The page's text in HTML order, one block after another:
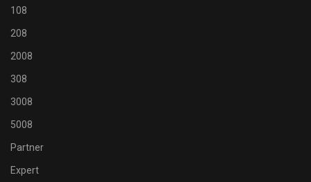
108
208
2008
308
3008
5008
Partner
Expert